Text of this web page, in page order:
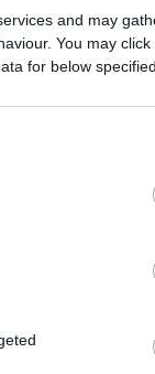
and may
You may
for below
περιοχή
Δάσους
της Σύρου:
- Δείτε